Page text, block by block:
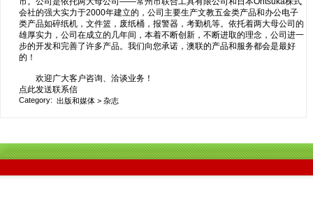
会社的强大实力于2000年建立的，公司主要生产文教五金类产品和办公电子
类产品如碎纸机，文件篮，废纸桶，报警器，考勤机等。依托着两大母公司的
雄厚实力，公司在成立的几年间，本着不断创新，不断进取的理念，公司进一
步的开发和完善了许多产品。我们向您承诺，澳联的产品和服务都会是最好
的！
欢迎广大客户咨询、洽谈业务！
点此发送联系信
Category: 出版和媒体 > 杂志